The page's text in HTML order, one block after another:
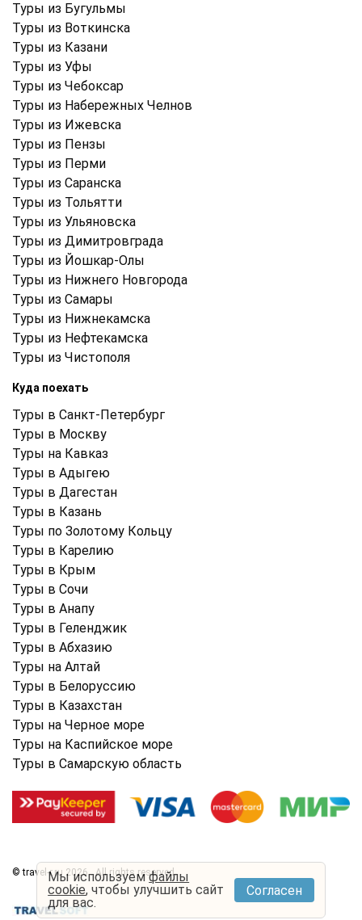
Туры из Бугульмы
Туры из Воткинска
Туры из Казани
Туры из Уфы
Туры из Чебоксар
Туры из Набережных Челнов
Туры из Ижевска
Туры из Пензы
Туры из Перми
Туры из Саранска
Туры из Тольятти
Туры из Ульяновска
Туры из Димитровграда
Туры из Йошкар-Олы
Туры из Нижнего Новгорода
Туры из Самары
Туры из Нижнекамска
Туры из Нефтекамска
Туры из Чистополя
Куда поехать
Туры в Санкт-Петербург
Туры в Москву
Туры на Кавказ
Туры в Адыгею
Туры в Дагестан
Туры в Казань
Туры по Золотому Кольцу
Туры в Карелию
Туры в Крым
Туры в Cочи
Туры в Анапу
Туры в Геленджик
Туры в Абхазию
Туры на Алтай
Туры в Белоруссию
Туры в Казахстан
Туры на Черное море
Туры на Каспийское море
Туры в Самарскую область
© travel-r.ru 2026 . All rights reserved.
Условия использования
Политика конфиденциальности
Мы используемфайлы
cookie, чтобы улучшить сайт
для вас.
Согласен